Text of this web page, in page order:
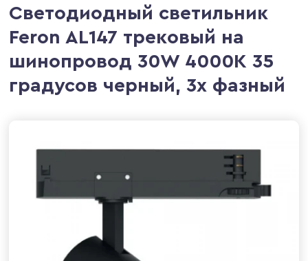
Светодиодный светильник
Feron AL147 трековый на
шинопровод 30W 4000K 35
градусов черный, 3х фазный